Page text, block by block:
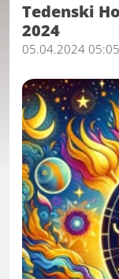
Tedenski
2024
05.04.2024